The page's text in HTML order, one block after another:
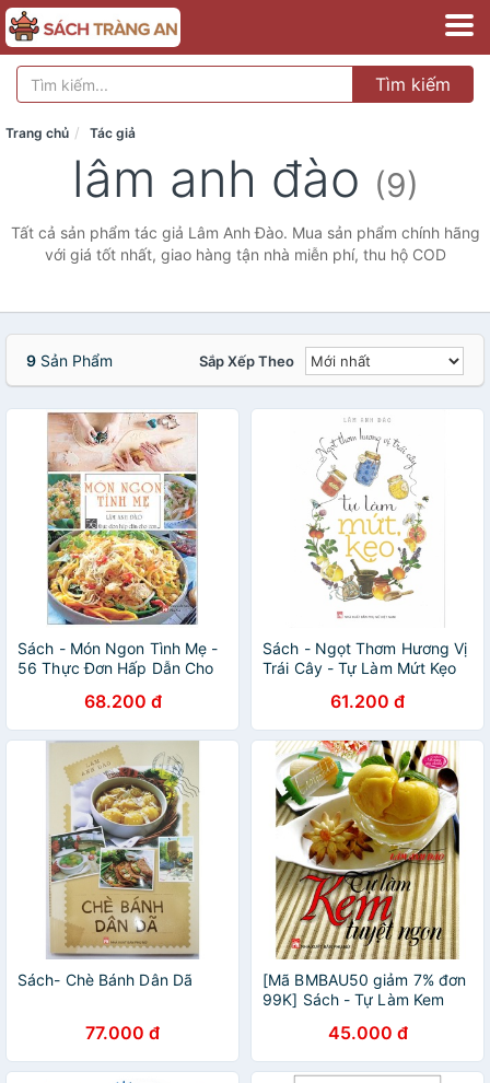
Tìm kiếm
Trang chủ Tác giả
lâm anh đào (9)
Tất cả sản phẩm tác giả Lâm Anh Đào. Mua sản phẩm chính hãng
với giá tốt nhất, giao hàng tận nhà miễn phí, thu hộ COD
9 Sản Phẩm Sắp Xếp Theo
Sách - Món Ngon Tình Mẹ -
56 Thực Đơn Hấp Dẫn Cho
68.200 đ
Sách - Ngọt Thơm Hương Vị
Trái Cây - Tự Làm Mứt Kẹo
61.200 đ
Sách- Chè Bánh Dân Dã
77.000 đ
[Mã BMBAU50 giảm 7% đơn
99K] Sách - Tự Làm Kem
45.000 đ